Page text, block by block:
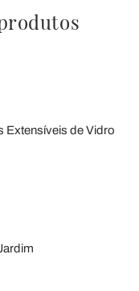
Extensíveis de Vidro